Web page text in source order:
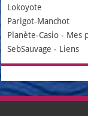
Lokoyote
Parigot-Manchot
Planète-Casio - Mes
SebSauvage - Liens